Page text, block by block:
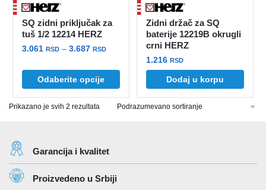
SQ zidni priključak za
tuš 1/2 12214 HERZ
3.061RSD – 3.687RSDRaspon
3.061 rsd
do
Odaberite opcije
Ovaj
proizvod
ima
više
mogu
izabrane
Zidni držač za SQ
baterije 12219B okrugli
crni HERZ
1.216RSD
Dodaj u korpu
Prikazano je svih 2 rezultata
Garancija i kvalitet
Proizvedeno u Srbiji